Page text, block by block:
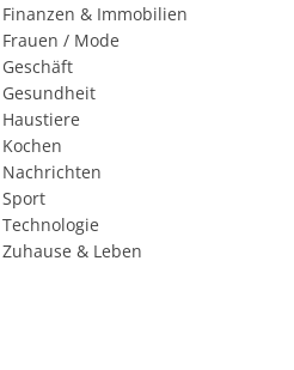
Finanzen & Immobilien
Frauen / Mode
Geschäft
Gesundheit
Haustiere
Kochen
Nachrichten
Sport
Technologie
Zuhause & Leben